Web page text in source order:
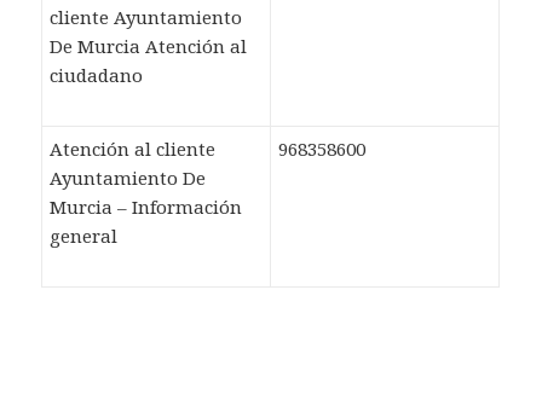
cliente Ayuntamiento
De Murcia Atención al
ciudadano
Atención al cliente
Ayuntamiento De
Murcia – Información
general
968358600